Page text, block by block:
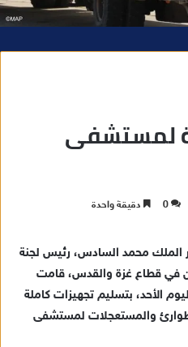
لمستشفى
0 دقيقة واحدة
الملك محمد السادس، رئيس لجنة
في قطاع غزة والقدس، قامت
الأحد، بتسليم تجهيزات كاملة
والمستعجلات لمستشفى